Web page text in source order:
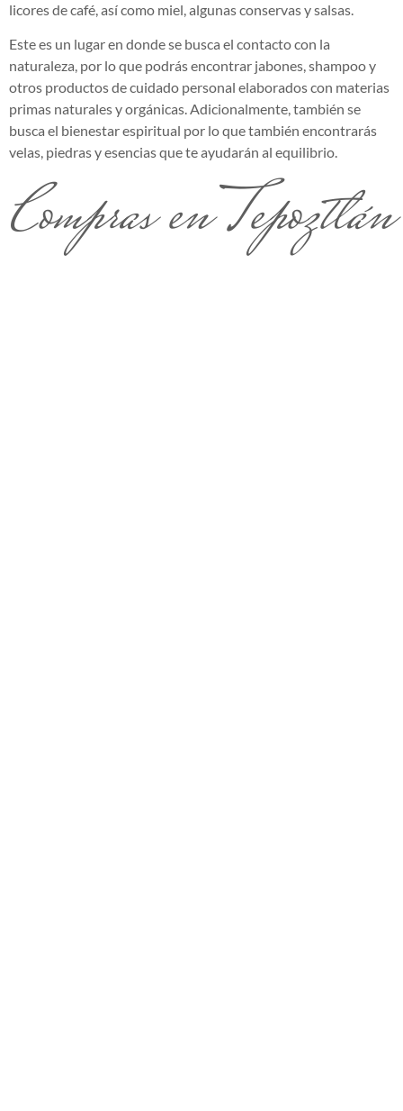
licores de café, así como miel, algunas conservas y salsas.
Este es un lugar en donde se busca el contacto con la
naturaleza, por lo que podrás encontrar jabones, shampoo y
otros productos de cuidado personal elaborados con materias
primas naturales y orgánicas. Adicionalmente, también se
busca el bienestar espiritual por lo que también encontrarás
velas, piedras y esencias que te ayudarán al equilibrio.
Compras en Tepoztlán